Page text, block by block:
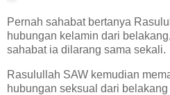
Pernah sahabat bertanya
hubungan kelamin dari
sahabat ia dilarang sama sekali.
Rasulullah SAW kemudian
hubungan seksual dari